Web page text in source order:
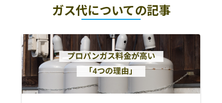
ガス代についての記事